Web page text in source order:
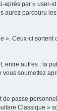
par «
parcouru
Ceux-ci
autres : la
soumettez
passe
Classique »